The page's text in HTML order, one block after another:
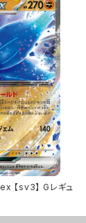
【sv3】 Gレギュ